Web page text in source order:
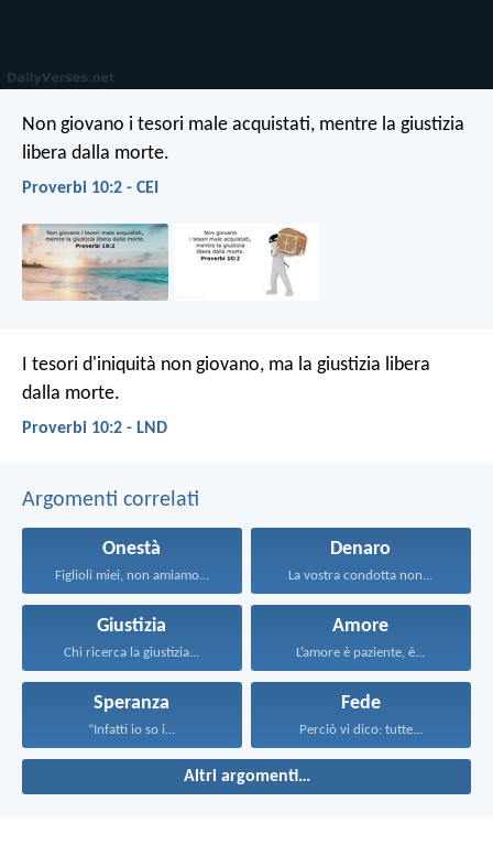
Non giovano i tesori male acquistati, mentre la giustizia
libera dalla morte.
Proverbi 10:2 - CEI
I tesori d'iniquità non giovano, ma la giustizia libera
dalla morte.
Proverbi 10:2 - LND
Argomenti correlati
Onestà
Figlioli miei, non amiamo...
Denaro
La vostra condotta non...
Giustizia
Chi ricerca la giustizia...
Amore
L’amore è paziente, è...
Speranza
“Infatti io so i...
Fede
Perciò vi dico: tutte...
Altri argomenti…